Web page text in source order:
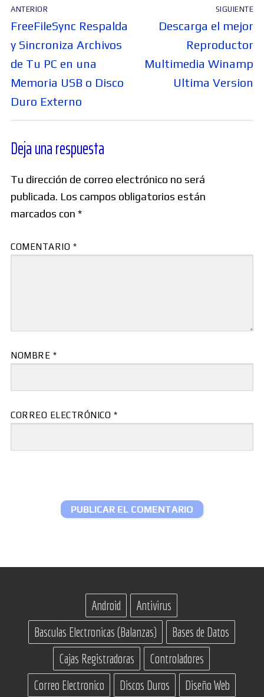
de
entradas
ANTERIOR
Entrada
anterior:
FreeFileSync Respalda
y Sincroniza Archivos
de Tu PC en una
Memoria USB o Disco
Duro Externo
SIGUIENTE
Entrada
siguiente:
Descarga el mejor
Reproductor
Multimedia Winamp
Ultima Version
Deja una respuesta
Tu dirección de correo electrónico no será
publicada. Los campos obligatorios están
marcados con *
COMENTARIO *
NOMBRE *
CORREO ELECTRÓNICO *
Android
Antivirus
Basculas Electronicas (Balanzas)
Bases de Datos
Cajas Registradoras
Controladores
Correo Electronico
Discos Duros
Diseño Web